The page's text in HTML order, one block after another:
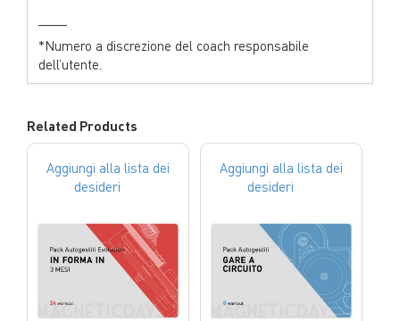
*Numero a discrezione del coach responsabile
dell’utente.
Related Products
Aggiungi alla lista dei
desideri
Aggiungi alla lista dei
desideri